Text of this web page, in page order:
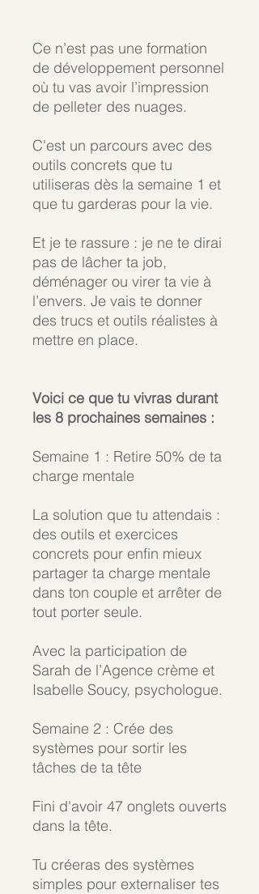
Ce n’est pas une formation
de développement personnel
où tu vas avoir l’impression
de pelleter des nuages.
C'est un parcours avec des
outils concrets que tu
utiliseras dès la semaine 1 et
que tu garderas pour la vie.
Et je te rassure : je ne te dirai
pas de lâcher ta job,
déménager ou virer ta vie à
l’envers. Je vais te donner
des trucs et outils réalistes à
mettre en place.
Voici ce que tu vivras durant
les 8 prochaines semaines :
Semaine 1 : Retire 50% de ta
charge mentale
La solution que tu attendais :
des outils et exercices
concrets pour enfin mieux
partager ta charge mentale
dans ton couple et arrêter de
tout porter seule.
Avec la participation de
Sarah de l’Agence crème et
Isabelle Soucy, psychologue.
Semaine 2 : Crée des
systèmes pour sortir les
tâches de ta tête
Fini d'avoir 47 onglets ouverts
dans la tête.
Tu créeras des systèmes
simples pour externaliser tes